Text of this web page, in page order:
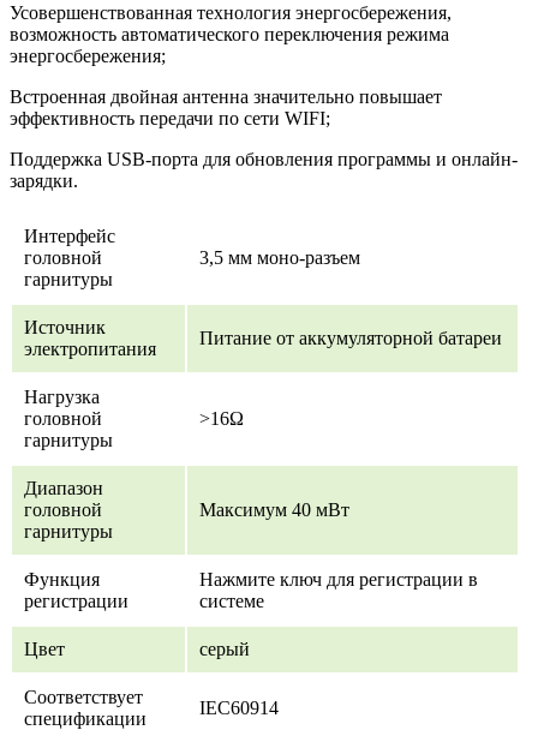
Усовершенствованная технология энергосбережения,
возможность автоматического переключения режима
энергосбережения;
Встроенная двойная антенна значительно повышает
эффективность передачи по сети WIFI;
Поддержка USB-порта для обновления программы и онлайн-
зарядки.
Интерфейс
головной
гарнитуры
3,5 мм моно-разъем
Источник
электропитания
Питание от аккумуляторной батареи
Нагрузка
головной
гарнитуры
>16Ω
Диапазон
головной
гарнитуры
Максимум 40 мВт
Функция
регистрации
Нажмите ключ для регистрации в
системе
Цвет серый
Соответствует
спецификации
IEC60914